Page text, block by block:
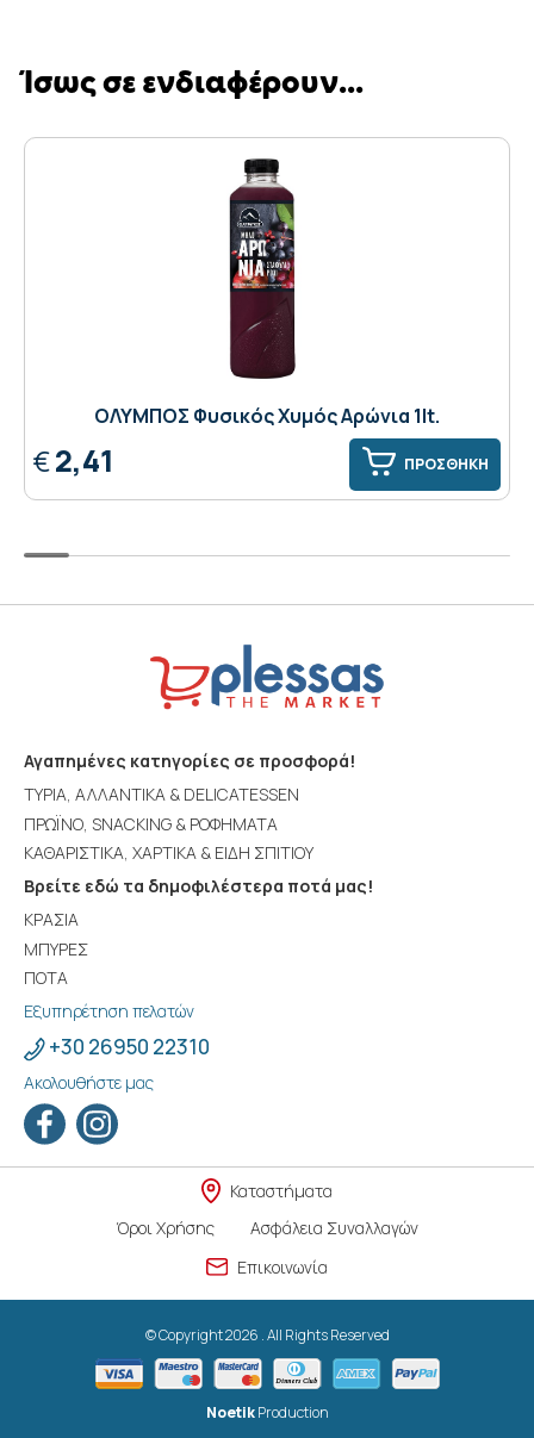
Ίσως σε ενδιαφέρουν...
ΟΛΥΜΠΟΣ Φυσικός Χυμός Αρώνια 1lt.
€2,41 ΠΡΟΣΘΗΚΗ
Αγαπημένες κατηγορίες σε προσφορά!
ΤΥΡΙΑ, ΑΛΛΑΝΤΙΚΑ & DELICATESSEN
ΠΡΩΪΝΟ, SNACKING & ΡΟΦΗΜΑΤΑ
ΚΑΘΑΡΙΣΤΙΚΑ, ΧΑΡΤΙΚΑ & ΕΙΔΗ ΣΠΙΤΙΟΥ
Βρείτε εδώ τα δημοφιλέστερα ποτά μας!
ΚΡΑΣΙΑ
ΜΠΥΡΕΣ
ΠΟΤΑ
Εξυπηρέτηση πελατών
+30 26950 22310
Ακολουθήστε μας
Καταστήματα
Όροι Χρήσης
Ασφάλεια Συναλλαγών
Επικοινωνία
© Copyright 2026 . All Rights Reserved
Noetik Production